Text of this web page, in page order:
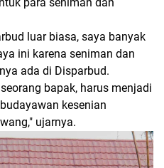
luar biasa, saya banyak
ini karena seniman dan
ada di Disparbud.
bapak, harus menjadi
kesenian
ujarnya.